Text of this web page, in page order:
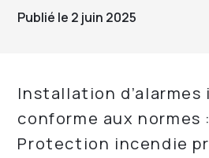
Publié le 2 juin 2025
Installation d’alarmes
conforme aux normes
Protection incendie